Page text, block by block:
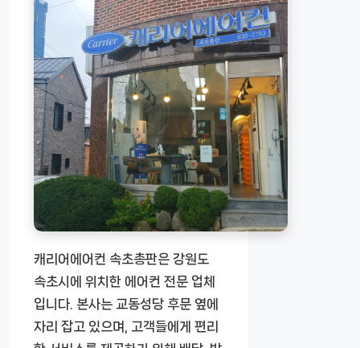
캐리어에어컨 속초총판은 강원도
속초시에 위치한 에어컨 전문 업체
입니다. 본사는 교동성당 후문 옆에
자리 잡고 있으며, 고객들에게 편리